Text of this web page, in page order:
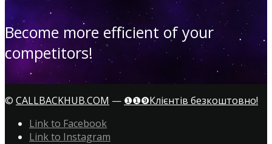
Become more efficient of your
competitors!
© CALLBACKHUB.COM — ❶❶❾Клієнтів безкоштовно!
Link to Facebook
Link to Instagram